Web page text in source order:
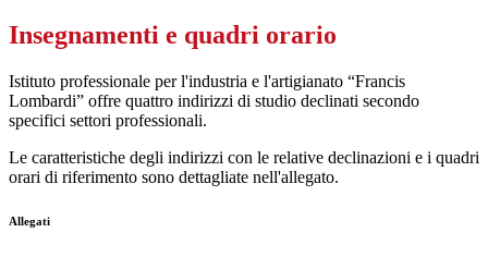
Insegnamenti e quadri orario
Istituto professionale per l'industria e l'artigianato “Francis
Lombardi” offre quattro indirizzi di studio declinati secondo
specifici settori professionali.
Le caratteristiche degli indirizzi con le relative declinazioni e i quadri
orari di riferimento sono dettagliate nell'allegato.
Allegati